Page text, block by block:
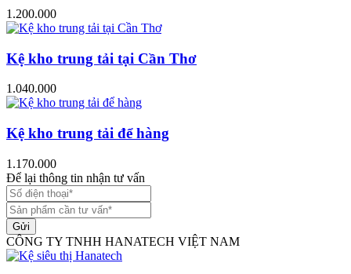
1.200.000
Kệ kho trung tải tại Cần Thơ
1.040.000
Kệ kho trung tải để hàng
1.170.000
Để lại thông tin nhận tư vấn
Gửi
CÔNG TY TNHH HANATECH VIỆT NAM